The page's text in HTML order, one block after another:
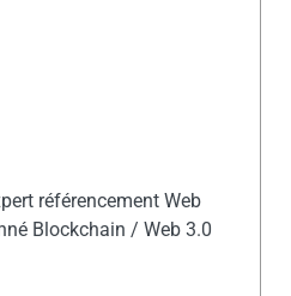
référencement Web
Blockchain / Web 3.0